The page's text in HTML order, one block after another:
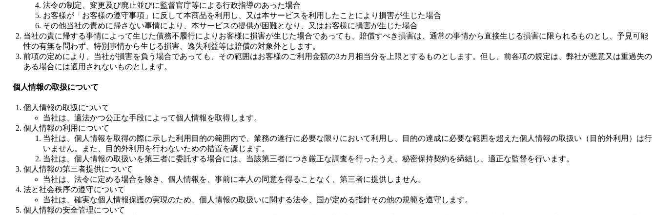
法令の制定、変更及び廃止並びに監督官庁等による行政指導のあった場合
お客様が「お客様の遵守事項」に反して本商品を利用し、又は本サービスを利用したことにより損害が生じた場合
その他当社の責めに帰さない事情により、本サービスの提供が困難となり、又はお客様に損害が生じた場合
当社の責に帰する事情によって生じた債務不履行によりお客様に損害が生じた場合であっても、賠償すべき損害は、通常の事情から直接生じる損害に限られるものとし、予見可能
性の有無を問わず、特別事情から生じる損害、逸失利益等は賠償の対象外とします。
前項の定めにより、当社が損害を負う場合であっても、その範囲はお客様のご利用金額の3カ月相当分を上限とするものとします。但し、前各項の規定は、弊社が悪意又は重過失の
ある場合には適用されないものとします。
個人情報の取扱について
個人情報の取扱について
当社は、適法かつ公正な手段によって個人情報を取得します。
個人情報の利用について
当社は、個人情報を取得の際に示した利用目的の範囲内で、業務の遂行に必要な限りにおいて利用し、目的の達成に必要な範囲を超えた個人情報の取扱い（目的外利用）は行
いません。また、目的外利用を行わないための措置を講じます。
当社は、個人情報の取扱いを第三者に委託する場合には、当該第三者につき厳正な調査を行ったうえ、秘密保持契約を締結し、適正な監督を行います。
個人情報の第三者提供について
当社は、法令に定める場合を除き、個人情報を、事前に本人の同意を得ることなく、第三者に提供しません。
法と社会秩序の遵守について
当社は、確実な個人情報保護の実現のため、個人情報の取扱いに関する法令、国が定める指針その他の規範を遵守します。
個人情報の安全管理について